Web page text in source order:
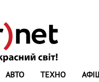
АВТО ТЕХНО